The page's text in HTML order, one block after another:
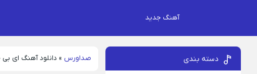
آهنگ جدید
صداورس » دانلود آهنگ ای بی دسته بندی